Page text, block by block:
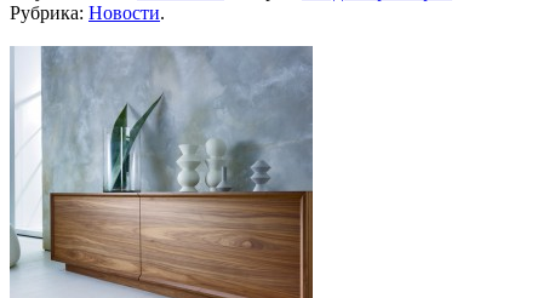
Рубрика: Новости.